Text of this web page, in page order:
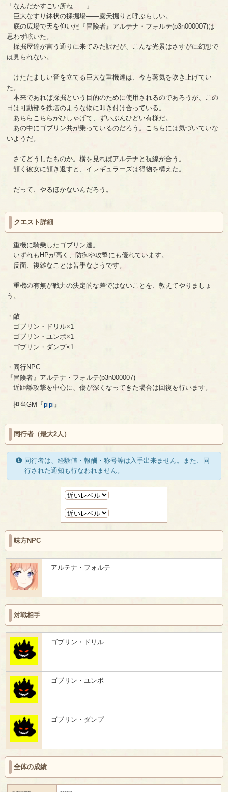
「なんだかすごい所ね……」
巨大なすり鉢状の採掘場――露天掘りと呼ぶらしい。
底の広場で天を仰いだ『冒険者』アルテナ・フォルテ(p3n000007)は
思わず呟いた。
採掘屋達が言う通りに来てみた訳だが、こんな光景はさすがに幻想で
は見られない。
けたたましい音を立てる巨大な重機達は、今も蒸気を吹き上げてい
た。
本来であれば採掘という目的のために使用されるのであろうが、この
日は可動部を鉄塔のような物に叩き付け合っている。
あちらこちらがひしゃげて、ずいぶんひどい有様だ。
あの中にゴブリン共が乗っているのだろう。こちらには気づいていな
いようだ。
さてどうしたものか。横を見ればアルテナと視線が合う。
頷く彼女に頷き返すと、イレギュラーズは得物を構えた。
だって、やるほかないんだろう。
クエスト詳細
重機に騎乗したゴブリン達。
いずれもHPが高く、防御や攻撃にも優れています。
反面、複雑なことは苦手なようです。
重機の有無が戦力の決定的な差ではないことを、教えてやりましょ
う。
・敵
ゴブリン・ドリル×1
ゴブリン・ユンボ×1
ゴブリン・ダンプ×1
・同行NPC
『冒険者』アルテナ・フォルテ(p3n000007)
近距離攻撃を中心に、傷が深くなってきた場合は回復を行います。
担当GM『pipi』
同行者（最大2人）
同行者は、経験値・報酬・称号等は入手出来ません。また、同
行された通知も行なわれません。
味方NPC
アルテナ・フォルテ
対戦相手
ゴブリン・ドリル
ゴブリン・ユンボ
ゴブリン・ダンプ
全体の成績